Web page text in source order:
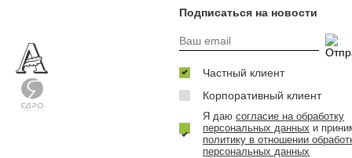
Подписаться на новости
Частный клиент
Корпоративный клиент
Я даю согласие на обработку
персональных данных и
политику в отношении
персональных данных